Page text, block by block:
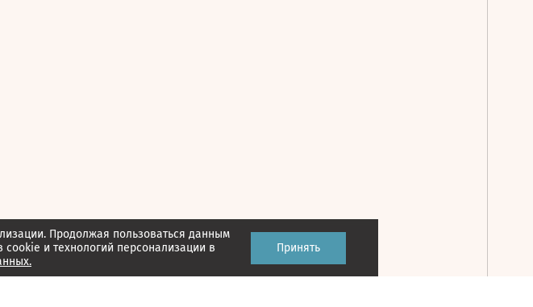
Продолжая пользоваться данным
и технологий персонализации в
Принять